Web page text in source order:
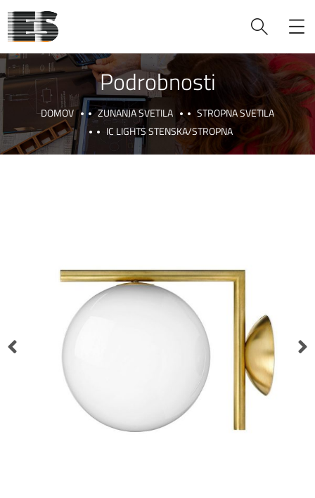
Podrobnosti
DOMOV ZUNANJA SVETILA
STROPNA SVETILA
IC LIGHTS STENSKA/STROPNA